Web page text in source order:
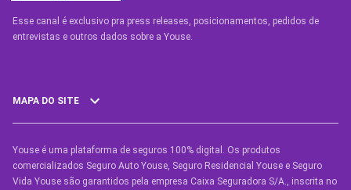
Esse canal é exclusivo pra press releases, posicionamentos, pedidos de
entrevistas e outros dados sobre a Youse.​
MAPA DO SITE
SEGUROS
Seguro Auto
Youse é uma plataforma de seguros 100% digital. Os produtos
comercializados Seguro Auto Youse, Seguro Residencial Youse e Seguro
Vida Youse são garantidos pela empresa Caixa Seguradora S/A., inscrita no